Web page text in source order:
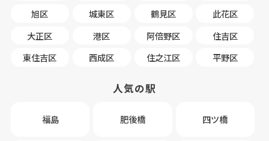
旭区
城東区 鶴見区
此花区
大正区
港区 阿倍野区
住吉区
東住吉区
西成区 住之江区 平野区
人気の駅
福島 肥後橋 四ツ橋